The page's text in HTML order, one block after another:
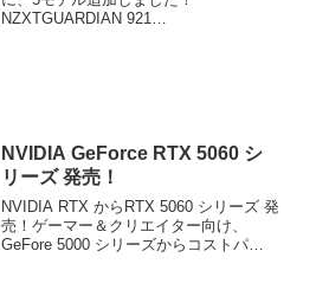
NZXTGUARDIAN 921
NVIDIA GeForce RTX 5060 シ
リーズ 発売！
NVIDIA RTX からRTX 5060 シリーズ 発
売！ゲーマー＆クリエイター向け、
GeFore 5000 シリーズからコストパ